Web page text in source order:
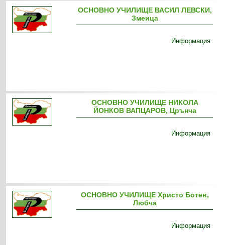
ОСНОВНО УЧИЛИЩЕ ВАСИЛ ЛЕВСКИ,
Змеица
Информация
ОСНОВНО УЧИЛИЩЕ НИКОЛА
ЙОНКОВ ВАПЦАРОВ, Црънча
Информация
ОСНОВНО УЧИЛИЩЕ Христо Ботев,
Любча
Информация